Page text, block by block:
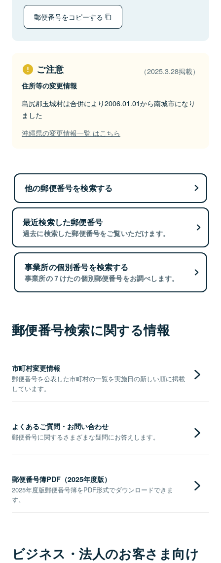
郵便番号をコピーする
ご注意 （2025.3.28掲載）
住所等の変更情報
島尻郡玉城村は合併により2006.01.01から南城市になり
ました
沖縄県の変更情報一覧 はこちら
他の郵便番号を検索する
最近検索した郵便番号
過去に検索した郵便番号をご覧いただけます。
事業所の個別番号を検索する
事業所の７けたの個別郵便番号をお調べします。
郵便番号検索に関する情報
市町村変更情報
郵便番号を公表した市町村の一覧を実施日の新しい順に掲載
しています。
よくあるご質問・お問い合わせ
郵便番号に関するさまざまな疑問にお答えします。
郵便番号簿PDF（2025年度版）
2025年度版郵便番号簿をPDF形式でダウンロードできま
す。
ビジネス・法人のお客さま向け